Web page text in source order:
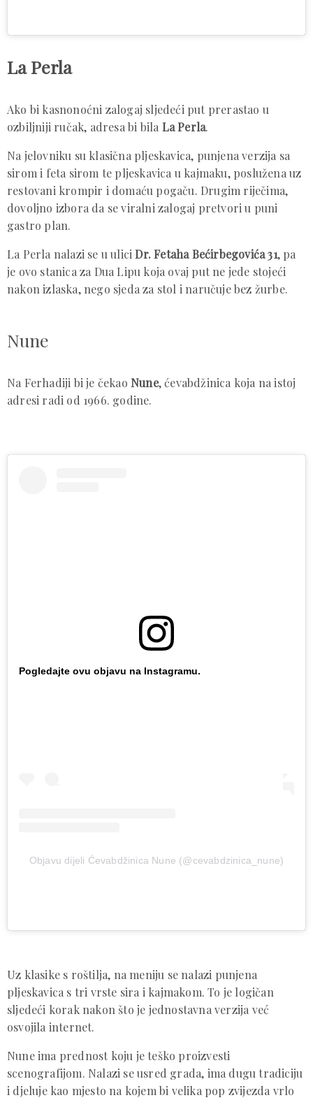
La Perla
Ako bi kasnonoćni zalogaj sljedeći put prerastao u
ozbiljniji ručak, adresa bi bila La Perla.
Na jelovniku su klasična pljeskavica, punjena verzija sa
sirom i feta sirom te pljeskavica u kajmaku, poslužena uz
restovani krompir i domaću pogaču. Drugim riječima,
dovoljno izbora da se viralni zalogaj pretvori u puni
gastro plan.
La Perla nalazi se u uliciDr. Fetaha Bećirbegovića 31, pa
je ovo stanica za Dua Lipu koja ovaj put ne jede stojeći
nakon izlaska, nego sjeda za stol i naručuje bez žurbe.
Nune
Na Ferhadiji bi je čekao Nune, ćevabdžinica koja na istoj
adresi radi od 1966. godine.
Pogledajte ovu objavu na Instagramu.
Objavu dijeli Ćevabdžinica Nune (@cevabdzinica_nune)
Uz klasike s roštilja, na meniju se nalazi punjena
pljeskavica s tri vrste sira i kajmakom. To je logičan
sljedeći korak nakon što je jednostavna verzija već
osvojila internet.
Nune ima prednost koju je teško proizvesti
scenografijom. Nalazi se usred grada, ima dugu tradiciju
i djeluje kao mjesto na kojem bi velika pop zvijezda vrlo